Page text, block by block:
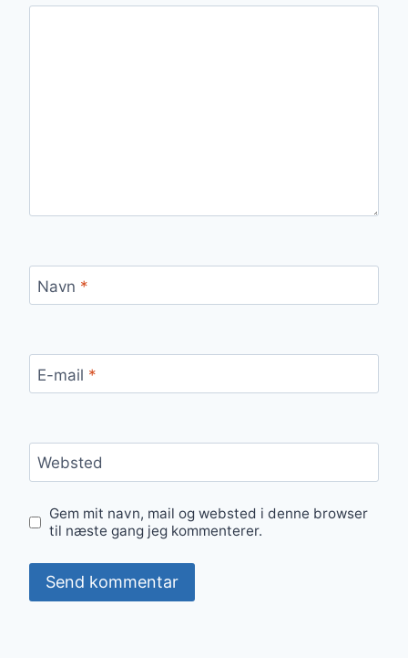
Navn *
E-mail *
Websted
Gem mit navn, mail og websted i denne browser
til næste gang jeg kommenterer.